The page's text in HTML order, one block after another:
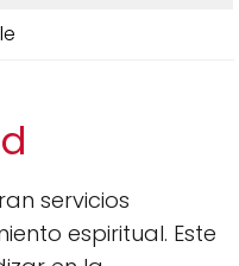
servicios
espiritual. Este